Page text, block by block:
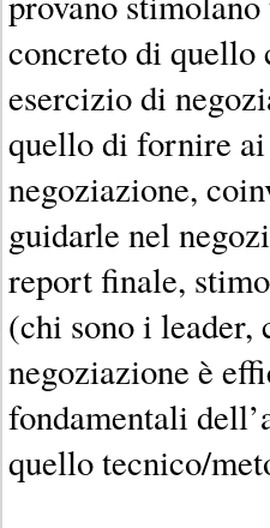
concreto di quello
esercizio di
quello di fornire ai
negoziazione,
guidarle nel
report finale,
(chi sono i
negoziazione è
fondamentali
quello tecnico/